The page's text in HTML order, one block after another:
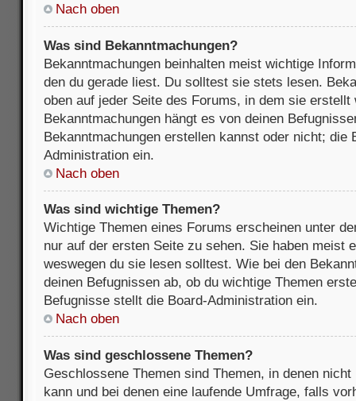
Nach oben
Was sind Bekanntmachungen?
Bekanntmachungen beinhalten meist wichtige
den du gerade liest. Du solltest sie stets lesen.
oben auf jeder Seite des Forums, in dem sie erstellt
Bekanntmachungen hängt es von deinen
Bekanntmachungen erstellen kannst oder nicht; die
Administration ein.
Nach oben
Was sind wichtige Themen?
Wichtige Themen eines Forums erscheinen unter
nur auf der ersten Seite zu sehen. Sie haben meist
weswegen du sie lesen solltest. Wie bei den
deinen Befugnissen ab, ob du wichtige Themen
Befugnisse stellt die Board-Administration ein.
Nach oben
Was sind geschlossene Themen?
Geschlossene Themen sind Themen, in denen
kann und bei denen eine laufende Umfrage, falls